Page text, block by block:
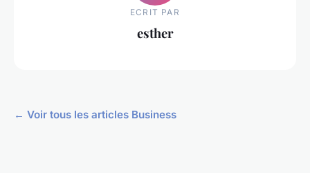
ECRIT PAR
esther
← Voir tous les articles Business